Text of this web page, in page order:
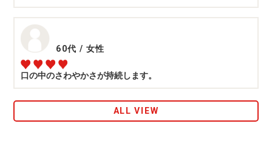
60代 / 女性
口の中のさわやかさが持続します。
ALL VIEW